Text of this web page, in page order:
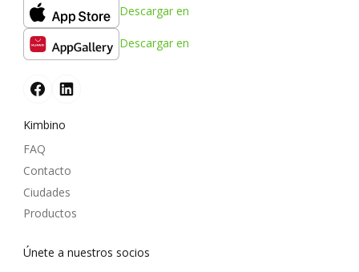
Descargar en
Descargar en
Kimbino
FAQ
Contacto
Ciudades
Productos
Únete a nuestros socios